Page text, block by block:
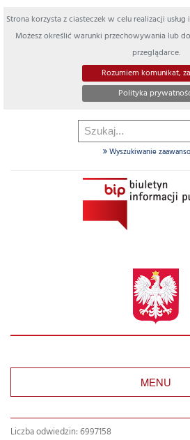
Strona korzysta z ciasteczek w celu realizacji
Możesz określić warunki przechowywania lub
przeglądarce.
Rozumiem komunikat,
Polityka
Wyszukiwanie
MENU
Liczba odwiedzin: 6997158